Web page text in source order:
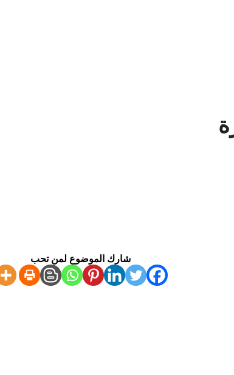
شارك الموضوع لمن تحب